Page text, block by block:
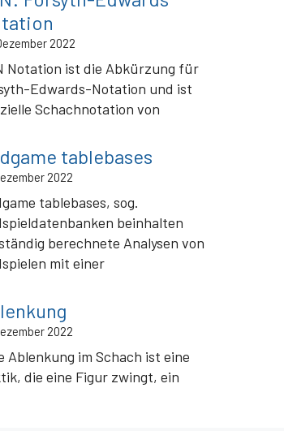
2022
Notation ist die Abkürzung für
Edwards-Notation und ist
Schachnotation von
tablebases
2022
tablebases, sog.
beinhalten
berechnete Analysen von
mit einer
2022
Ablenkung im Schach ist eine
die eine Figur zwingt, ein